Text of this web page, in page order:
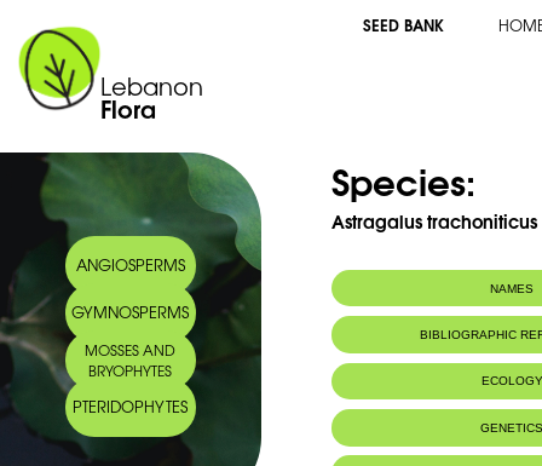
Lebanon
Flora
SEED BANK
ANGIOSPERMS
GYMNOSPERMS
MOSSES AND
BRYOPHYTES
PTERIDOPHYTES
Species:
Astragalus trachoniticus
NAMES
BIBLIOGRAPHIC
ECOLOGY
The east
Habitat : Terrains